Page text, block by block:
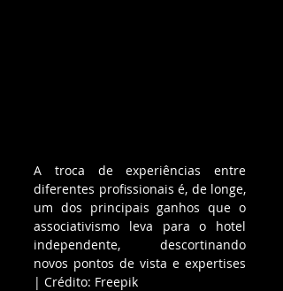
A troca de experiências entre
diferentes profissionais é, de longe,
um dos principais ganhos que o
associativismo leva para o hotel
independente, descortinando
novos pontos de vista e expertises
| Crédito: Freepik